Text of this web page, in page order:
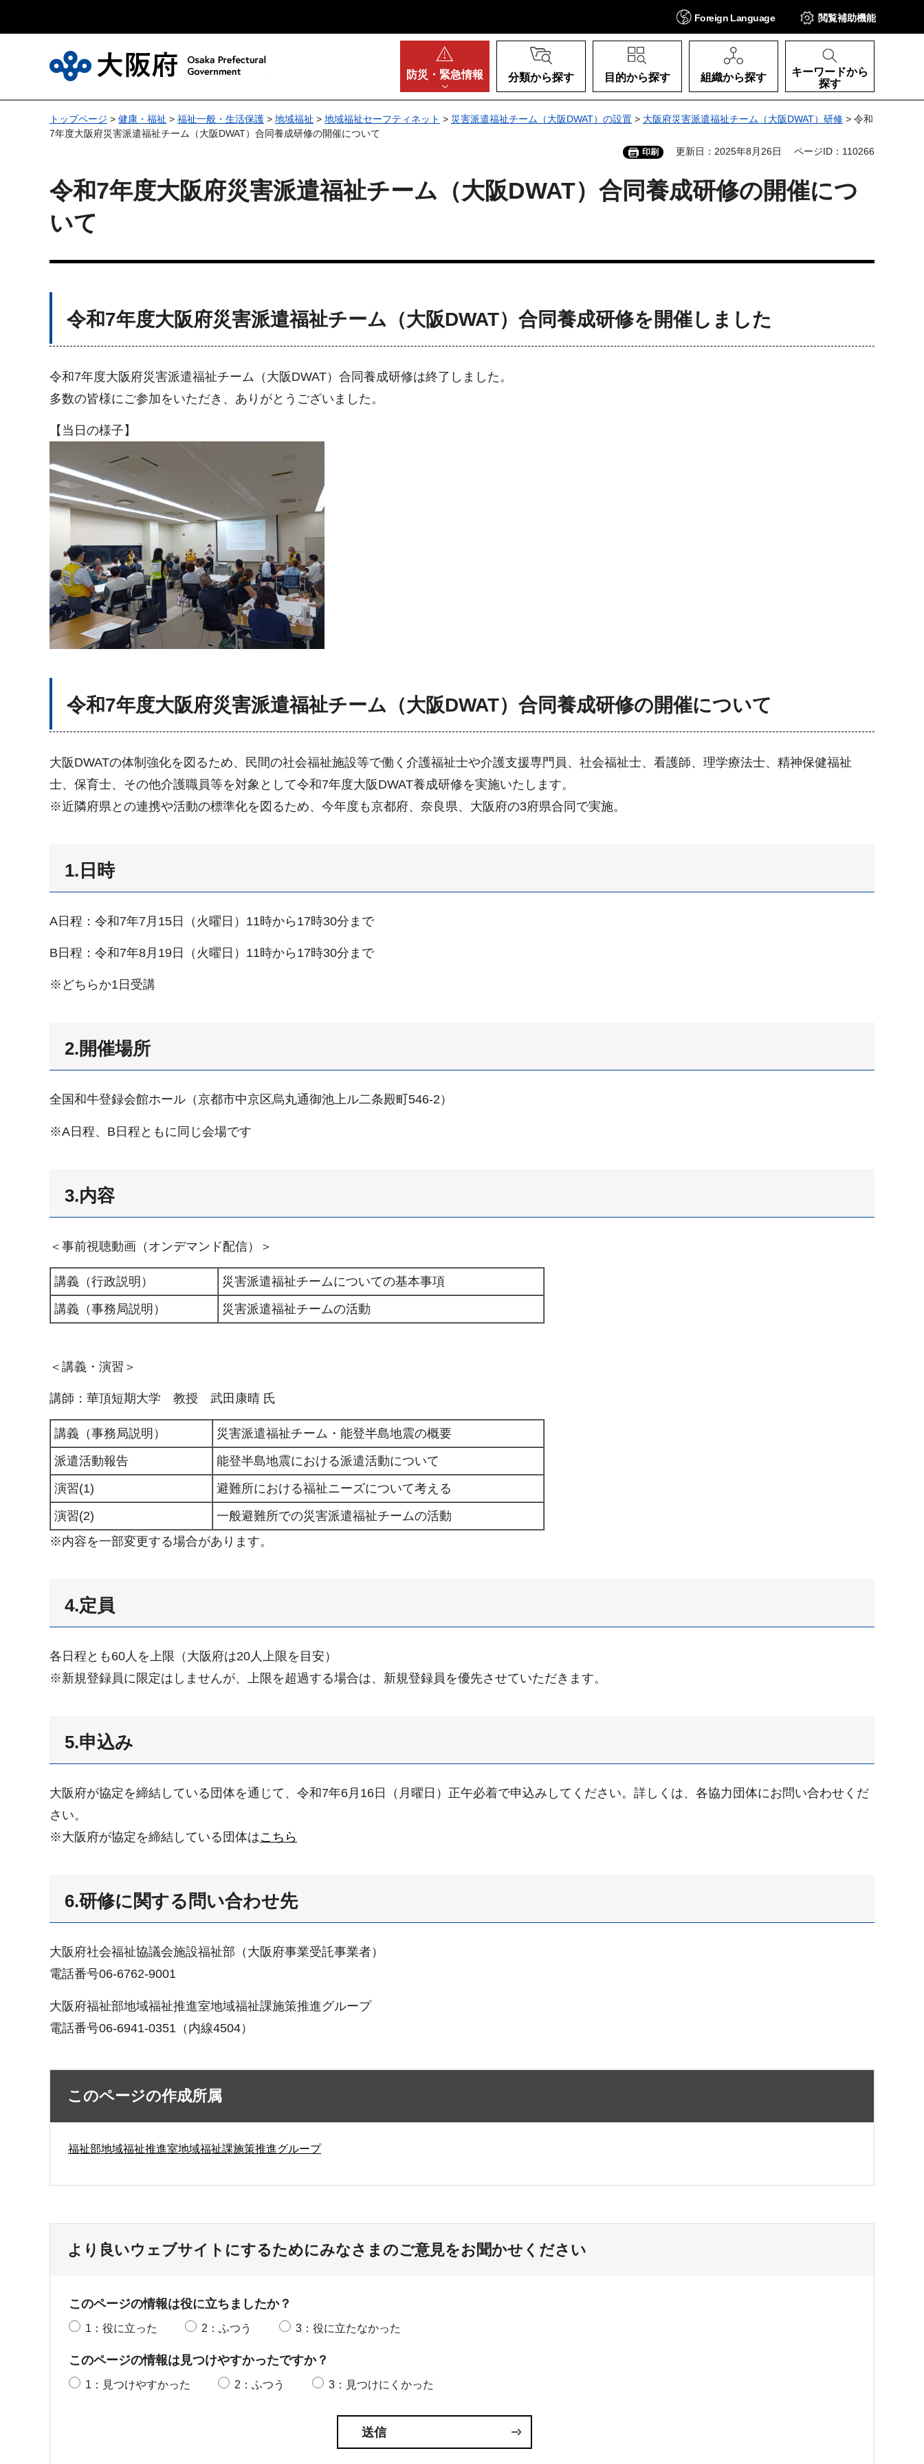
Foreign Language 閲覧補助機能
防災・ 緊急情報 分類から探す 目的から探す 組織から探す
キーワードから
探す
トップページ > 健康・福祉 > 福祉一般・生活保護 > 地域福祉 > 地域福祉セーフティネット > 災害派遣福祉チーム（大阪DWAT）の設置 > 大阪府災害派遣福祉チーム（大阪DWAT）研修 > 令和
7年度大阪府災害派遣福祉チーム（大阪DWAT）合同養成研修の開催について
印刷 更新日：2025年8月26日 ページID：110266
令和7年度大阪府災害派遣福祉チーム（大阪DWAT）合同養成研修の開催につ
いて
令和7年度大阪府災害派遣福祉チーム（大阪DWAT）合同養成研修を開催しました
令和7年度大阪府災害派遣福祉チーム（大阪DWAT）合同養成研修は終了しました。
多数の皆様にご参加をいただき、ありがとうございました。
【当日の様子】
令和7年度大阪府災害派遣福祉チーム（大阪DWAT）合同養成研修の開催について
大阪DWATの体制強化を図るため、民間の社会福祉施設等で働く介護福祉士や介護支援専門員、社会福祉士、看護師、理学療法士、精神保健福祉
士、保育士、その他介護職員等を対象として令和7年度大阪DWAT養成研修を実施いたします。
※近隣府県との連携や活動の標準化を図るため、今年度も京都府、奈良県、大阪府の3府県合同で実施。
1.日時
A日程：令和7年7月15日（火曜日）11時から17時30分まで
B日程：令和7年8月19日（火曜日）11時から17時30分まで
※どちらか1日受講
2.開催場所
全国和牛登録会館ホール（京都市中京区烏丸通御池上ル二条殿町546-2）
※A日程、B日程ともに同じ会場です
3.内容
＜事前視聴動画（オンデマンド配信）＞
講義（行政説明）
災害派遣福祉チームについての基本事項
講義（事務局説明）
災害派遣福祉チームの活動
＜講義・演習＞
講師：華頂短期大学 教授 武田康晴 氏
講義（事務局説明）
災害派遣福祉チーム・能登半島地震の概要
派遣活動報告
能登半島地震における派遣活動について
演習(1)
避難所における福祉ニーズについて考える
演習(2)
一般避難所での災害派遣福祉チームの活動
※内容を一部変更する場合があります。
4.定員
各日程とも60人を上限（大阪府は20人上限を目安）
※新規登録員に限定はしませんが、上限を超過する場合は、新規登録員を優先させていただきます。
5.申込み
大阪府が協定を締結している団体を通じて、令和7年6月16日（月曜日）正午必着で申込みしてください。詳しくは、各協力団体にお問い合わせくだ
さい。
※大阪府が協定を締結している団体はこちら
6.研修に関する問い合わせ先
大阪府社会福祉協議会施設福祉部（大阪府事業受託事業者）
電話番号06-6762-9001
大阪府福祉部地域福祉推進室地域福祉課施策推進グループ
電話番号06-6941-0351（内線4504）
このページの作成所属
福祉部地域福祉推進室地域福祉課施策推進グループ
より良いウェブサイトにするためにみなさまのご意見をお聞かせください
このページの情報は役に立ちましたか？
1：役に立った 2：ふつう 3：役に立たなかった
このページの情報は見つけやすかったですか？
1：見つけやすかった 2：ふつう 3：見つけにくかった